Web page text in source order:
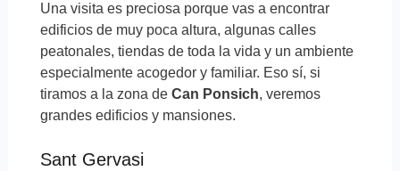
Una visita es preciosa porque vas a encontrar
edificios de muy poca altura, algunas calles
peatonales, tiendas de toda la vida y un ambiente
especialmente acogedor y familiar. Eso sí, si
tiramos a la zona de Can Ponsich, veremos
grandes edificios y mansiones.
Sant Gervasi